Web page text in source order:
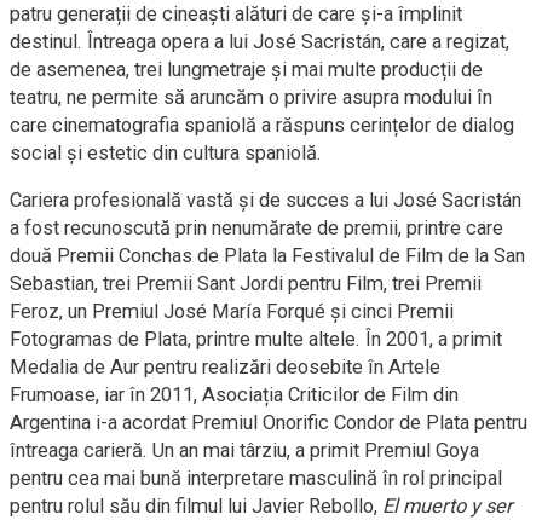
patru generații de cineaști alături de care și-a împlinit
destinul. Întreaga opera a lui José Sacristán, care a regizat,
de asemenea, trei lungmetraje și mai multe producții de
teatru, ne permite să aruncăm o privire asupra modului în
care cinematografia spaniolă a răspuns cerințelor de dialog
social și estetic din cultura spaniolă.
Cariera profesională vastă și de succes a lui José Sacristán
a fost recunoscută prin nenumărate de premii, printre care
două Premii Conchas de Plata la Festivalul de Film de la San
Sebastian, trei Premii Sant Jordi pentru Film, trei Premii
Feroz, un Premiul José María Forqué și cinci Premii
Fotogramas de Plata, printre multe altele. În 2001, a primit
Medalia de Aur pentru realizări deosebite în Artele
Frumoase, iar în 2011, Asociația Criticilor de Film din
Argentina i-a acordat Premiul Onorific Condor de Plata pentru
întreaga carieră. Un an mai târziu, a primit Premiul Goya
pentru cea mai bună interpretare masculină în rol principal
pentru rolul său din filmul lui Javier Rebollo, El muerto y ser